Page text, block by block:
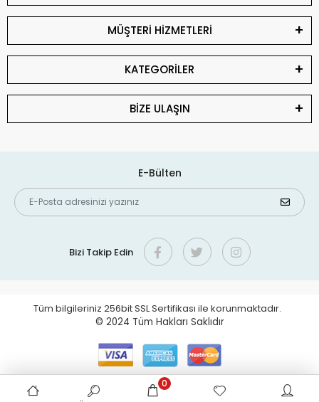
MÜŞTERİ HİZMETLERİ
KATEGORİLER
BİZE ULAŞIN
E-Bülten
Bizi Takip Edin
Tüm bilgileriniz 256bit SSL Sertifikası ile korunmaktadır.
© 2024 Tüm Hakları Saklıdır
0